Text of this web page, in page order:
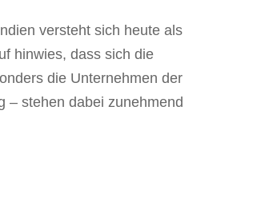
versteht sich heute als
hinwies, dass sich die
die Unternehmen der
– stehen dabei zunehmend